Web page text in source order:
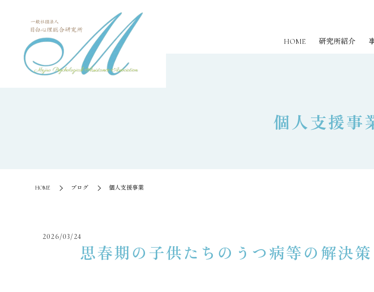
HOME 研究所紹介
個人支援事
HOME ブログ 個人支援事業
2026/03/24
思春期の子供たちのうつ病等の解決